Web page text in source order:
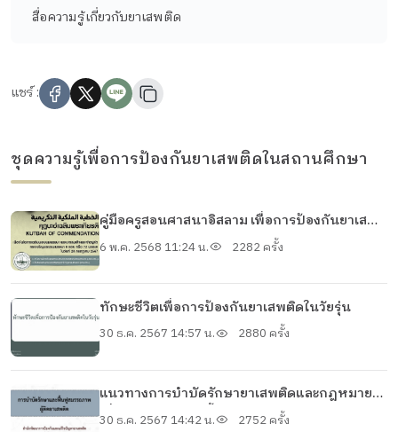
สื่อความรู้เกี่ยวกับยาเสพติด
แชร์ :
ชุดความรู้เพื่อการป้องกันยาเสพติดในสถานศึกษา
คู่มือครูสอนศาสนาอิสลาม เพื่อการป้องกันยาเสพ
ติด (หนังสือคุฏบะฮ์เฉลิมพระเกียรติ) สำหรับครู
สอนศาสนาอิสลาม
6 พ.ค. 2568 11:24 น. 2282 ครั้ง
ทักษะชีวิตเพื่อการป้องกันยาเสพติดในวัยรุ่น
30 ธ.ค. 2567 14:57 น. 2880 ครั้ง
แนวทางการบำบัดรักษายาเสพติดและกฎหมาย
เกี่ยวกับการบำบัดฟื้นฟูฯ
30 ธ.ค. 2567 14:42 น. 2752 ครั้ง